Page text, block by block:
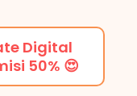
Digital
50% 😍